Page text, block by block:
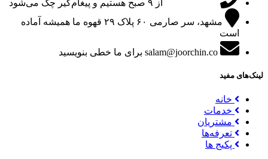
از ۹ صبح هستیم و پیغام‌گیر چک می‌شود
مشهد، سر صارمی ۶۰ پلاک ۲۹
قهوه ما همیشه آماده
است
salam@joorchin.co برای ما خطی بنویسید
لینک‌های مفید
خانه
خدمات
مشتریان
تعرفه‌ها
پکیج ها